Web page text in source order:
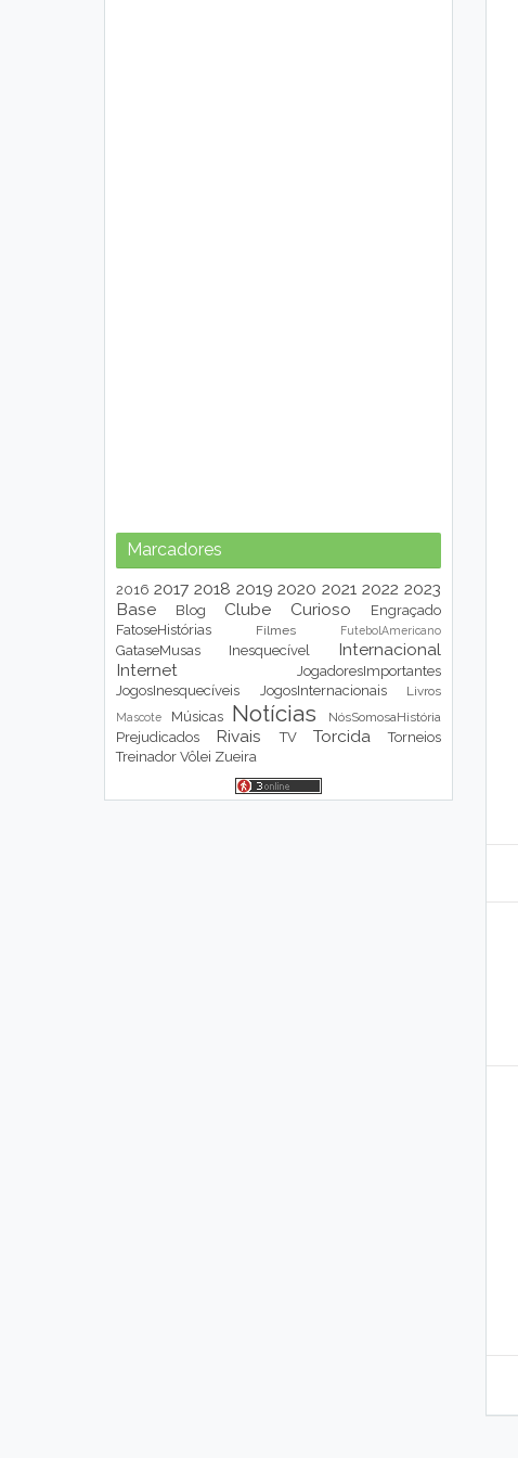
Marcadores
2016 2017 2018 2019 2020 2021 2022 2023
Base
Blog Clube Curioso
Engraçado
FatoseHistórias
Filmes FutebolAmericano
GataseMusas Inesquecível
Internacional
Internet
JogadoresImportantes
JogosInesquecíveis
JogosInternacionais Livros
Mascote Músicas Notícias NósSomosaHistória
Prejudicados Rivais TV Torcida
Torneios
Treinador Vôlei Zueira